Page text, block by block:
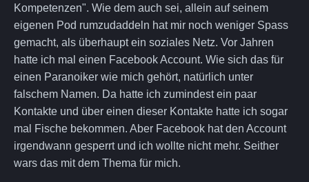
Kompetenzen". Wie dem auch sei, allein auf seinem
eigenen Pod rumzudaddeln hat mir noch weniger Spass
gemacht, als überhaupt ein soziales Netz. Vor Jahren
hatte ich mal einen Facebook Account. Wie sich das für
einen Paranoiker wie mich gehört, natürlich unter
falschem Namen. Da hatte ich zumindest ein paar
Kontakte und über einen dieser Kontakte hatte ich sogar
mal Fische bekommen. Aber Facebook hat den Account
irgendwann gesperrt und ich wollte nicht mehr. Seither
wars das mit dem Thema für mich.